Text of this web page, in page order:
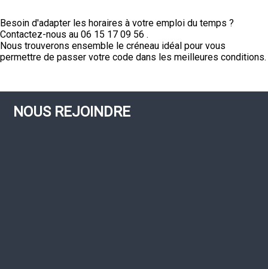
Besoin d'adapter les horaires à votre emploi du temps ?
Contactez-nous au 06 15 17 09 56 .
Nous trouverons ensemble le créneau idéal pour vous
permettre de passer votre code dans les meilleures conditions.
NOUS REJOINDRE